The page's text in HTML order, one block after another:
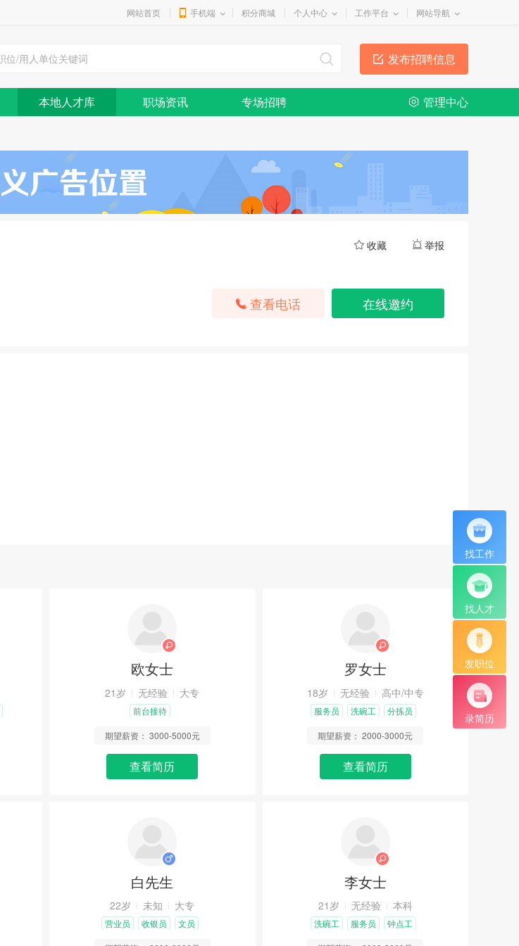
网站首页 手机端 积分商城 个人中心 工作平台 网站导航
发布招聘信息
本地人才库 职场资讯 专场招聘 管理中心
找工作
找人才
发职位
录简历
收藏 举报
查看电话 在线邀约
欧女士
21岁 无经验 大专
前台接待
期望薪资： 3000-5000元
查看简历
罗女士
18岁 无经验 高中/中专
服务员 洗碗工 分拣员
期望薪资：2000-3000元
查看简历
白先生
22岁 未知 大专
营业员 收银员 文员
李女士
21岁 无经验 本科
洗碗工 服务员 钟点工